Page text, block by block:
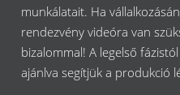
munkálatait. Ha
rendezvény videóra van
bizalommal! A legelső
ajánlva segítjük a produkció